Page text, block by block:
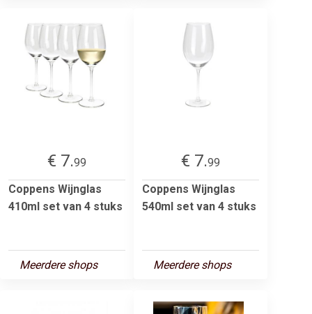
€ 7.99
Coppens Wijnglas
410ml set van 4 stuks
Meerdere shops
€ 7.99
Coppens Wijnglas
540ml set van 4 stuks
Meerdere shops